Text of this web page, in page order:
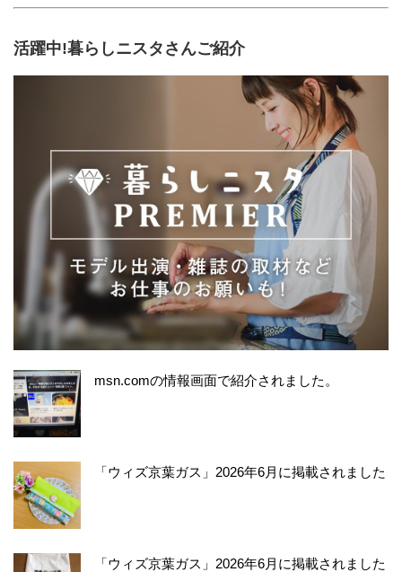
活躍中!暮らしニスタさんご紹介
msn.comの情報画面で紹介されました。
「ウィズ京葉ガス」2026年6月に掲載されました
「ウィズ京葉ガス」2026年6月に掲載されました